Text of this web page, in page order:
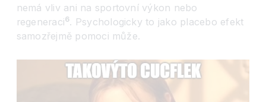
nemá vliv ani na sportovní výkon nebo
regeneraci6. Psychologicky to jako placebo efekt
samozřejmě pomoci může.